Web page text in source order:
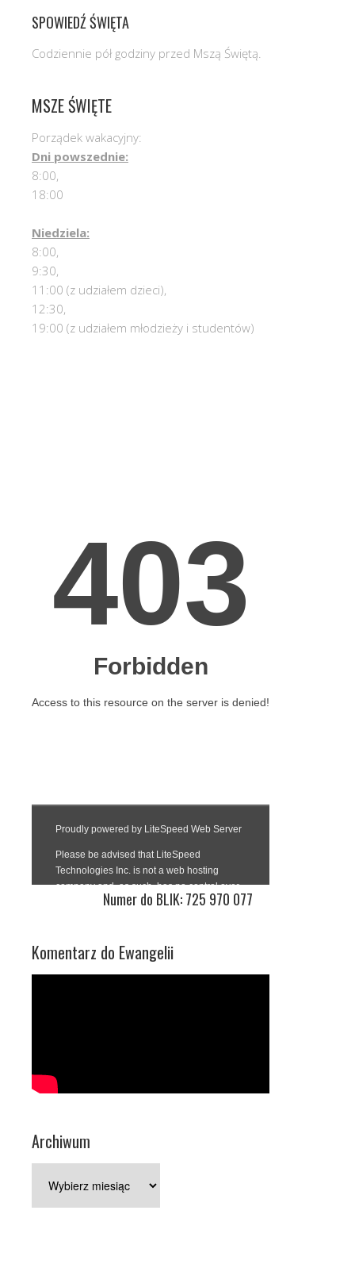
SPOWIEDŹ ŚWIĘTA
Codziennie pół godziny przed Mszą Świętą.
MSZE ŚWIĘTE
Porządek wakacyjny:
Dni powszednie:
8:00,
18:00
Niedziela:
8:00,
9:30,
11:00 (z udziałem dzieci),
12:30,
19:00 (z udziałem młodzieży i studentów)
Numer do BLIK: 725 970 077
Komentarz do Ewangelii
Archiwum